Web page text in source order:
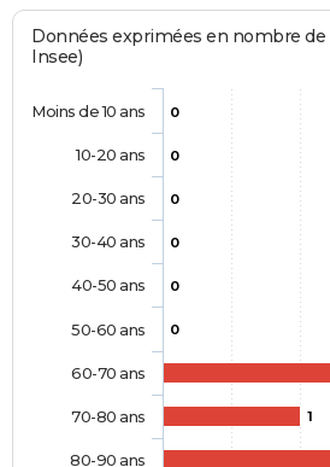
Données exprimées en nombre de
Insee)
0
0
0
0
0
0
1
Moins de 10 ans
10-20 ans
20-30 ans
30-40 ans
40-50 ans
50-60 ans
60-70 ans
70-80 ans
80-90 ans